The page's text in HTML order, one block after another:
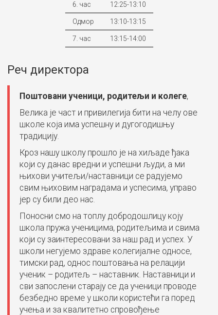
6. час 12:25-13:10
Одмор 13:10-13:15
7. час 13:15-14:00
Реч директора
Поштовани ученици, родитељи и колеге,
Велика је част и привилегија бити на челу ове
школе која има успешну и дугогодишњу
традицију.
Кроз нашу школу прошло је на хиљаде ђака
који су данас вредни и успешни људи, а ми
њихови учитељи/наставници се радујемо
свим њиховим наградама и успесима, управо
јер су били део нас.
Поносни смо на топлу добродошлицу коју
школа пружа ученицима, родитељима и свима
који су заинтересовани за наш рад и успех. У
школи негујемо здраве колегијалне односе,
тимски рад, однос поштовања на релацији
ученик – родитељ – наставник. Наставници и
сви запослени старају се да ученици проводе
безбедно време у школи користећи га поред
учења и за квалитетно спровођење